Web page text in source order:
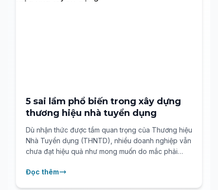
5 sai lầm phổ biến trong xây dựng
thương hiệu nhà tuyển dụng
Dù nhận thức được tầm quan trọng của Thương hiệu
Nhà Tuyển dụng (THNTD), nhiều doanh nghiệp vẫn
chưa đạt hiệu quả như mong muốn do mắc phải
thường gặp và cách khắc phục để xây dựng
Đọc thêm